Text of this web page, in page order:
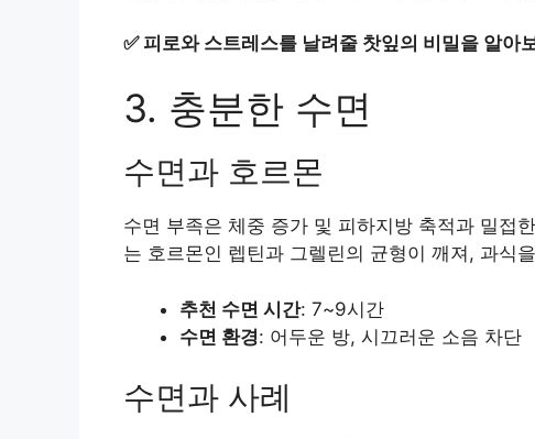
✅ 피로와 스트레스를 날려줄 찻잎의 비밀을 알아
3. 충분한 수면
수면과 호르몬
수면 부족은 체중 증가 및 피하지방 축적과 밀접
는 호르몬인 렙틴과 그렐린의 균형이 깨져, 과식
추천 수면 시간: 7~9시간
수면 환경: 어두운 방, 시끄러운 소음 차단
수면과 사례